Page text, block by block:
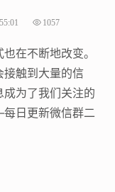
1057
在不断地改变。
接触到大量的信
为了我们关注的
日更新微信群二